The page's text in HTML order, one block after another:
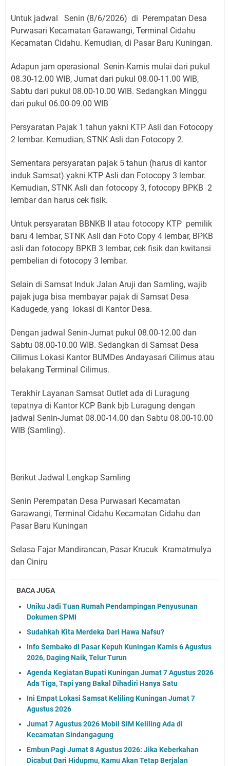
Untuk jadwal Senin (8/6/2026) di Perempatan Desa
Purwasari Kecamatan Garawangi, Terminal Cidahu
Kecamatan Cidahu. Kemudian, di Pasar Baru Kuningan.
Adapun jam operasional Senin-Kamis mulai dari pukul
08.30-12.00 WIB, Jumat dari pukul 08.00-11.00 WIB,
Sabtu dari pukul 08.00-10.00 WIB. Sedangkan Minggu
dari pukul 06.00-09.00 WIB
Persyaratan Pajak 1 tahun yakni KTP Asli dan Fotocopy
2 lembar. Kemudian, STNK Asli dan Fotocopy 2.
Sementara persyaratan pajak 5 tahun (harus di kantor
induk Samsat) yakni KTP Asli dan Fotocopy 3 lembar.
Kemudian, STNK Asli dan fotocopy 3, fotocopy BPKB 2
lembar dan harus cek fisik.
Untuk persyaratan BBNKB II atau fotocopy KTP pemilik
baru 4 lembar, STNK Asli dan Foto Copy 4 lembar, BPKB
asli dan fotocopy BPKB 3 lembar, cek fisik dan kwitansi
pembelian di fotocopy 3 lembar.
Selain di Samsat Induk Jalan Aruji dan Samling, wajib
pajak juga bisa membayar pajak di Samsat Desa
Kadugede, yang lokasi di Kantor Desa.
Dengan jadwal Senin-Jumat pukul 08.00-12.00 dan
Sabtu 08.00-10.00 WIB. Sedangkan di Samsat Desa
Cilimus Lokasi Kantor BUMDes Andayasari Cilimus atau
belakang Terminal Cilimus.
Terakhir Layanan Samsat Outlet ada di Luragung
tepatnya di Kantor KCP Bank bjb Luragung dengan
jadwal Senin-Jumat 08.00-14.00 dan Sabtu 08.00-10.00
WIB (Samling).
Berikut Jadwal Lengkap Samling
Senin Perempatan Desa Purwasari Kecamatan
Garawangi, Terminal Cidahu Kecamatan Cidahu dan
Pasar Baru Kuningan
Selasa Fajar Mandirancan, Pasar Krucuk Kramatmulya
dan Ciniru
BACA JUGA
Uniku Jadi Tuan Rumah Pendampingan Penyusunan
Dokumen SPMI
Sudahkah Kita Merdeka Dari Hawa Nafsu?
Info Sembako di Pasar Kepuh Kuningan Kamis 6 Agustus
2026, Daging Naik, Telur Turun
Agenda Kegiatan Bupati Kuningan Jumat 7 Agustus 2026
Ada Tiga, Tapi yang Bakal Dihadiri Hanya Satu
Ini Empat Lokasi Samsat Keliling Kuningan Jumat 7
Agustus 2026
Jumat 7 Agustus 2026 Mobil SIM Keliling Ada di
Kecamatan Sindangagung
Embun Pagi Jumat 8 Agustus 2026: Jika Keberkahan
Dicabut Dari Hidupmu, Kamu Akan Tetap Berjalan